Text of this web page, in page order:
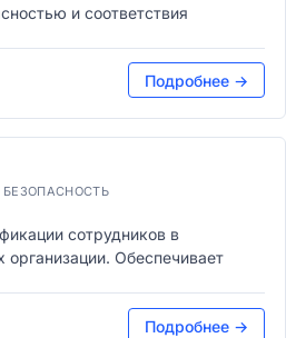
и соответствия
Подробнее →
сотрудников в
организации. Обеспечивает
Подробнее →